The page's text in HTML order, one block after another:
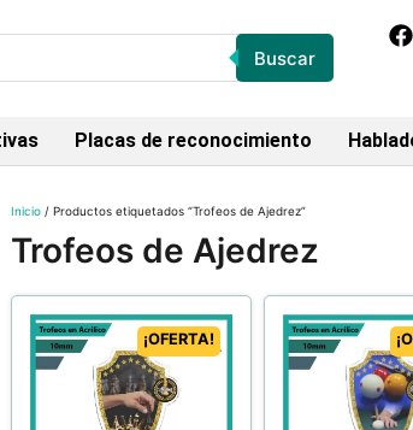
Buscar
Placas de reconocimiento
Inicio / Productos etiquetados “Trofeos de Ajedrez”
Trofeos de Ajedrez
¡OFERTA!